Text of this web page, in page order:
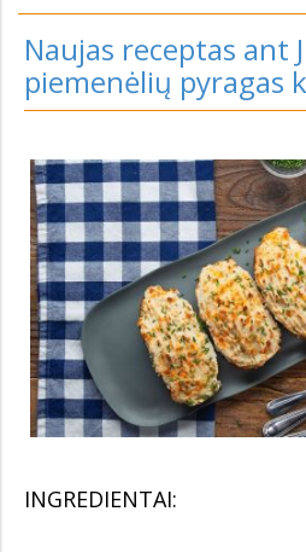
Naujas receptas ant
piemenėlių pyragas
INGREDIENTAI: